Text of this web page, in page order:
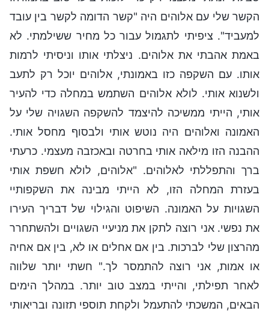
הקשר שלי עם אלוהים היה "קשר הדומה לקשר בין עובד
למעביד". ציפיתי לתגמול עבור כל מחיר ששילמתי. לא
באמת אהבתי את אלוהים. ניצלתי אותו וניסיתי לרמות
אותו. עם השקפה כזו באמונתי, אלוהים יוכל רק לתעב
ולשנוא אותי. לולא אלוהים השתמש במחלה כדי להעיר
אותי, הייתי ממשיכה להיצמד להשקפה השגויה שלי על
האמונה ואלוהים היה נוטש אותי ולבסוף מחסל אותי.
ההבנה הזו מילאה אותי בחרטה ובאכזבה מעצמי. כרעתי
ברך והתפללתי לאלוהים. "אלוהים, לולא חשפת אותי
בעזרת המחלה הזו, לא הייתי מבינה את השקפותיי
השגויות על האמונה. השיפוט והגילוי של דבריך העירו
את נפשי. אני רוצה לתקן את מניעיי השגויים ולהשתחרר
מהרצון שלי לברכות. בין אם אחלים או לא, בין אם אחיה
או אמות, אני רוצה להתמסר לך." חשתי יותר שלווה
לאחר תפילתי, והייתי במצב טוב יותר. במהלך הימים
הבאים, המשכתי להתעמל ולקחת תוספי תזונה ובריאותי